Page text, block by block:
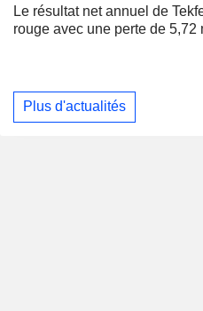
Le résultat net annuel de
rouge avec une perte de
Plus d'actualités